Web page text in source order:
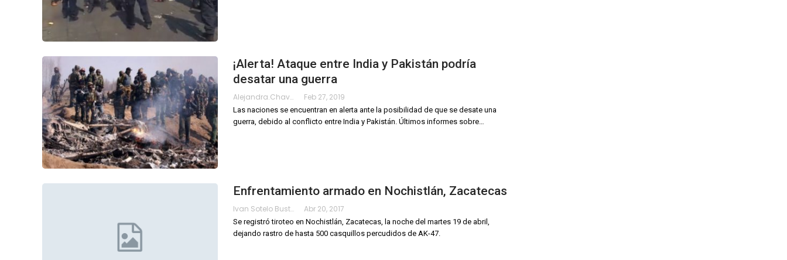
¡Alerta! Ataque entre India y Pakistán podría
desatar una guerra
Alejandra.chavarria Feb 27, 2019
Las naciones se encuentran en alerta ante la posibilidad de que se desate una
guerra, debido al conflicto entre India y Pakistán. Últimos informes sobre…
Enfrentamiento armado en Nochistlán, Zacatecas
Ivan Sotelo Bustamante Abr 20, 2017
Se registró tiroteo en Nochistlán, Zacatecas, la noche del martes 19 de abril,
dejando rastro de hasta 500 casquillos percudidos de AK-47.